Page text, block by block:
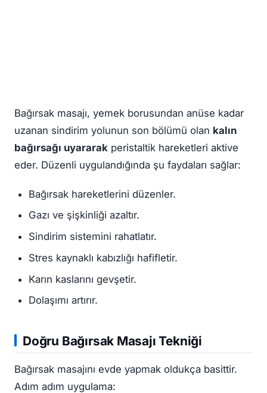
Bağırsak masajı, yemek borusundan anüse kadar
uzanan sindirim yolunun son bölümü olan kalın
bağırsağı uyararak peristaltik hareketleri aktive
eder. Düzenli uygulandığında şu faydaları sağlar:
Bağırsak hareketlerini düzenler.
Gazı ve şişkinliği azaltır.
Sindirim sistemini rahatlatır.
Stres kaynaklı kabızlığı hafifletir.
Karın kaslarını gevşetir.
Dolaşımı artırır.
Doğru Bağırsak Masajı Tekniği
Bağırsak masajını evde yapmak oldukça basittir.
Adım adım uygulama: